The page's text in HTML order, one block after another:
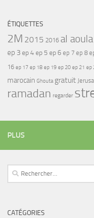
ÉTIQUETTES
2M 2015 2016 al aoula
ep 3ep 4ep 5 ep 6 ep 7 ep 8
16 ep 17 ep 18 ep 19 ep 20 ep 21 ep
marocain Ghouta gratuit
ramadan regarder
PLUS
Rechercher :
CATÉGORIES